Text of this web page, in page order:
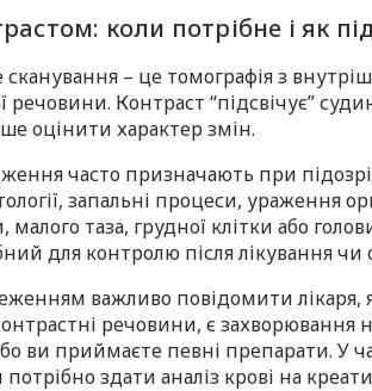
коли потрібне і як
сканування – це томографія з
речовини. Контраст “підсвічує”
оцінити характер змін.
часто призначають при
запальні процеси, ураження
таза, грудної клітки або
для контролю після лікування чи
важливо повідомити лікаря,
речовини, є захворювання
ви приймаєте певні препарати. У
здати аналіз крові на